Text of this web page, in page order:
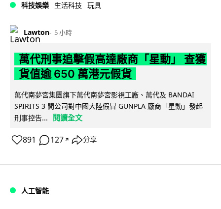
科技娛樂 生活科技 玩具
Lawton 5 小時
萬代刑事追擊假高達廠商「星動」 查獲
貨值逾 650 萬港元假貨
萬代南夢宮集團旗下萬代南夢宮影視工廠、萬代及 BANDAI
SPIRITS 3 間公司對中國大陸假冒 GUNPLA 廠商「星動」發起
刑事控告...
閱讀全文
891 127 ↗ 分享
人工智能